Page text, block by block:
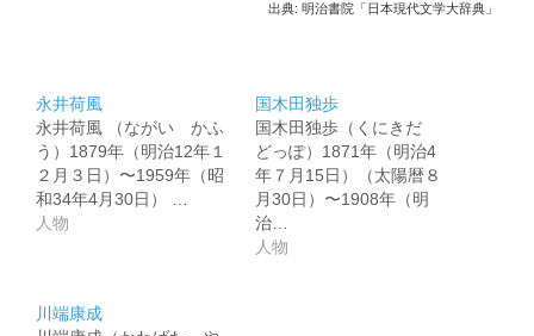
出典: 明治書院「日本現代文学大辞典」
永井荷風
永井荷風 （ながい かふ
う）1879年（明治12年１
２月３日）〜1959年（昭
和34年4月30日） …
人物
国木田独歩
国木田独歩（くにきだ
どっぽ）1871年（明治4
年７月15日）（太陽暦８
月30日）〜1908年（明
治…
人物
川端康成